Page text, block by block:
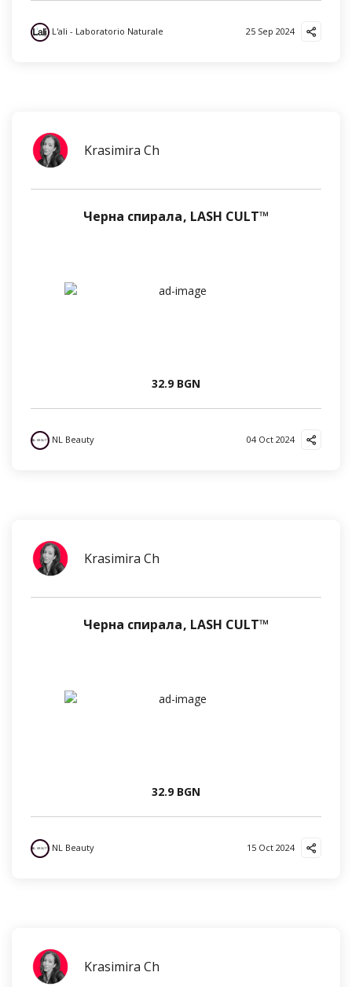
L'ali - Laboratorio Naturale 25 Sep 2024
Krasimira Ch
Черна спирала, LASH CULT™
32.9 BGN
NL Beauty 04 Oct 2024
Krasimira Ch
Черна спирала, LASH CULT™
32.9 BGN
NL Beauty 15 Oct 2024
Krasimira Ch